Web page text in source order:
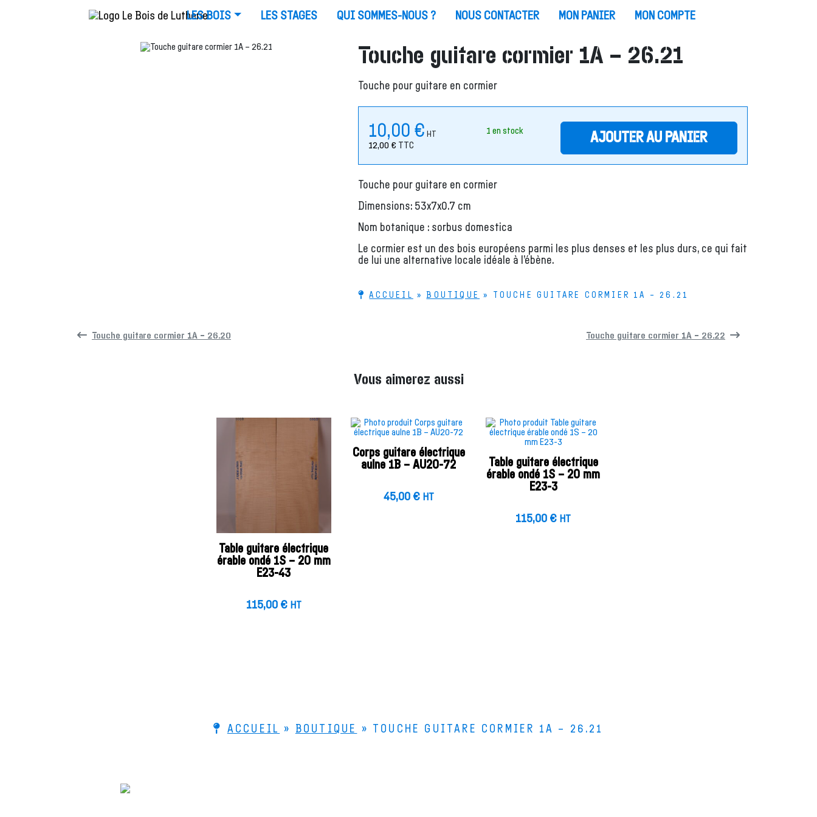
LES BOIS LES STAGES QUI SOMMES-NOUS ? NOUS CONTACTER MON PANIER MON COMPTE
Touche guitare cormier 1A – 26.21
Touche pour guitare en cormier
10,00 € HT
12,00 € TTC
1 en stock AJOUTER AU PANIER
Touche pour guitare en cormier
Dimensions: 53x7x0.7 cm
Nom botanique : sorbus domestica
Le cormier est un des bois européens parmi les plus denses et les plus durs, ce qui fait
de lui une alternative locale idéale à l’ébène.
ACCUEIL »BOUTIQUE » TOUCHE GUITARE CORMIER 1A – 26.21
Touche guitare cormier 1A – 26.20 Touche guitare cormier 1A – 26.22
Vous aimerez aussi
Table guitare électrique
érable ondé 1S – 20 mm
E23-43
115,00 € HT
Corps guitare électrique
aulne 1B – AU20-72
45,00 € HT
Table guitare électrique
érable ondé 1S – 20 mm
E23-3
115,00 € HT
ACCUEIL » BOUTIQUE » TOUCHE GUITARE CORMIER 1A – 26.21